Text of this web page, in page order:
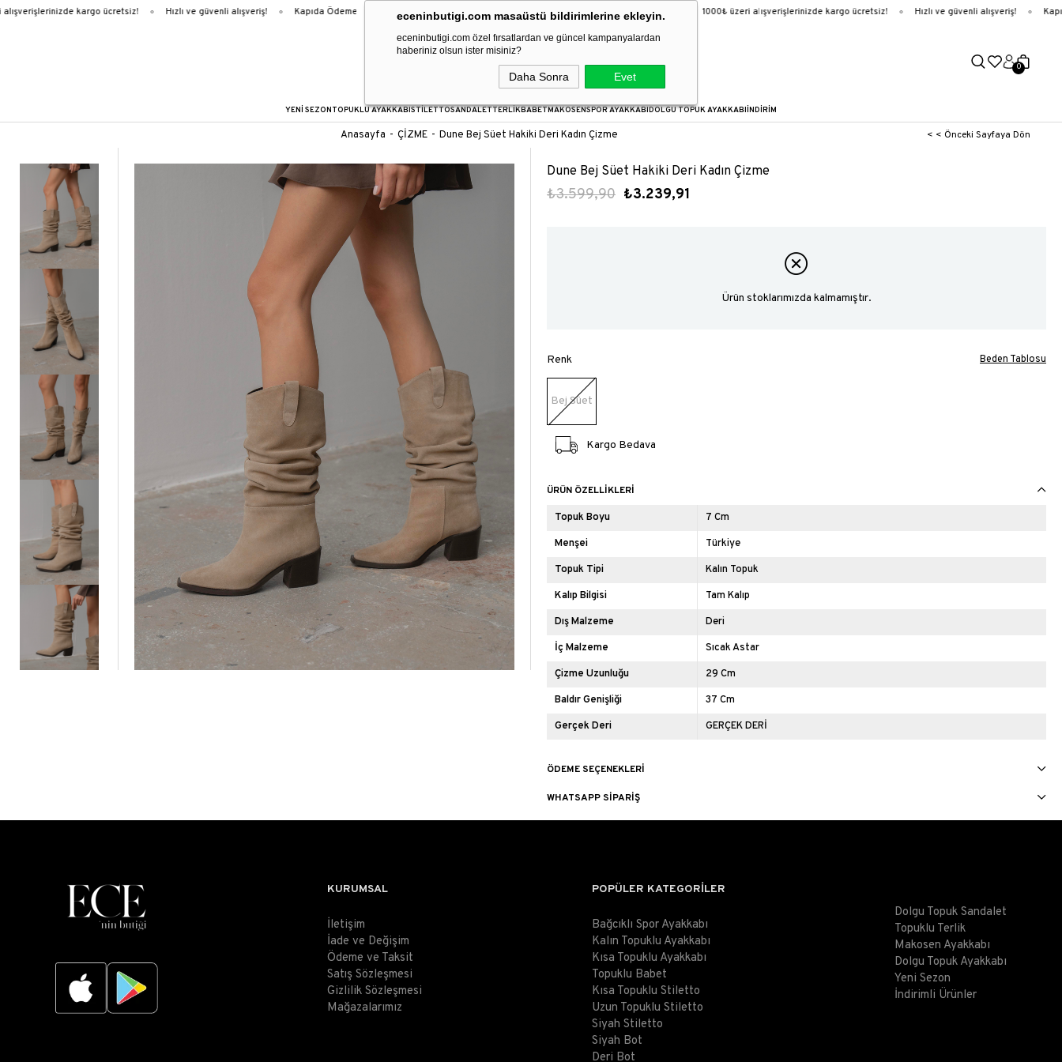
eceninbutigi.com masaüstü bildirimlerine ekleyin.
eceninbutigi.com özel fırsatlardan ve güncel kampanyalardan
haberiniz olsun ister misiniz?
Daha Sonra Evet
kargo ücretsiz! Hızlı ve güvenli alışveriş! Kapıda Ödeme 9 Taksit Fırsatı 16:00’a kadar verilen siparişler aynı gün kargoda! 1000₺ üzeri alışverişlerinizde kargo ücretsiz! Hızlı ve güvenli alışveriş!
0
YENİ SEZONTOPUKLU AYAKKABISTİLETTOSANDALETTERLİKBABETMAKOSENSPOR AYAKKABIDOLGU TOPUK AYAKKABIİNDİRİM
Anasayfa ÇİZME Dune Bej Süet Hakiki Deri Kadın Çizme < < Önceki Sayfaya Dön
Dune Bej Süet Hakiki Deri Kadın Çizme
₺3.599,90 ₺3.239,91
Ürün stoklarımızda kalmamıştır.
Renk
Bej Süet
Beden Tablosu
Kargo Bedava
ÜRÜN ÖZELLIKLERI
Topuk Boyu 7 Cm
Menşei Türkiye
Topuk Tipi Kalın Topuk
Kalıp Bilgisi Tam Kalıp
Dış Malzeme Deri
İç Malzeme Sıcak Astar
Çizme Uzunluğu 29 Cm
Baldır Genişliği 37 Cm
Gerçek Deri GERÇEK DERİ
ÖDEME SEÇENEKLERI
WHATSAPP SIPARIŞ
KURUMSAL
İletişim
İade ve Değişim
Ödeme ve Taksit
Satış Sözleşmesi
Gizlilik Sözleşmesi
Mağazalarımız
POPÜLER KATEGORİLER
Bağcıklı Spor Ayakkabı
Kalın Topuklu Ayakkabı
Kısa Topuklu Ayakkabı
Topuklu Babet
Kısa Topuklu Stiletto
Uzun Topuklu Stiletto
Siyah Stiletto
Siyah Bot
Deri Bot
Dolgu Topuk Sandalet
Topuklu Terlik
Makosen Ayakkabı
Dolgu Topuk Ayakkabı
Yeni Sezon
İndirimli Ürünler